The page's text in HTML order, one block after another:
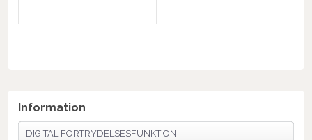
Information
DIGITAL FORTRYDELSESFUNKTION